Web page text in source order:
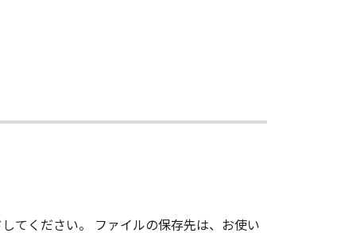
契約書を終了させることができ
の複製物のすべてを廃棄または消
てください。 ファイルの保存先は、お使い